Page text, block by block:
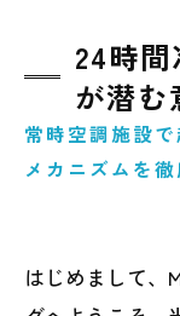
24時
が潜む
常時空調施設
メカニズムを徹
はじめまして、